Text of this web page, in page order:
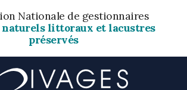
Nationale de gestionnaires
naturels littoraux et lacustres
préservés